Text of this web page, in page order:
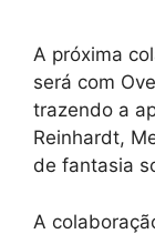
A próxima
será com
trazendo a
Reinhardt,
de fantasia
A